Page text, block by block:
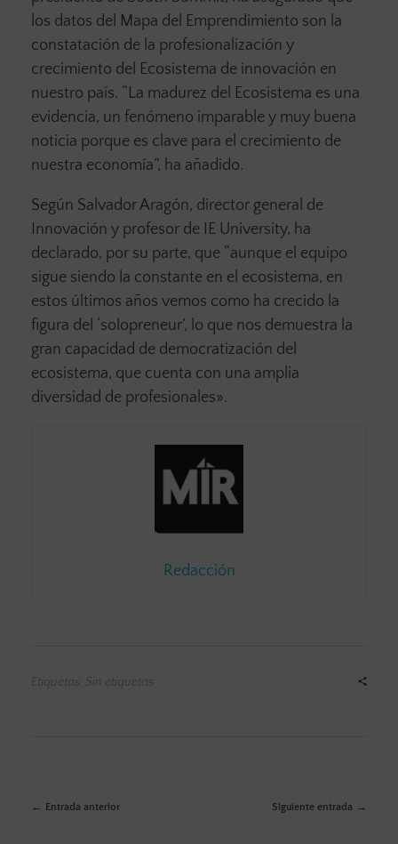
los datos del Mapa del Emprendimiento son la
constatación de la profesionalización y
crecimiento del Ecosistema de innovación en
nuestro país. “La madurez del Ecosistema es una
evidencia, un fenómeno imparable y muy buena
noticia porque es clave para el crecimiento de
nuestra economía”, ha añadido.
Según Salvador Aragón, director general de
Innovación y profesor de IE University, ha
declarado, por su parte, que “aunque el equipo
sigue siendo la constante en el ecosistema, en
estos últimos años vemos como ha crecido la
figura del ‘solopreneur’, lo que nos demuestra la
gran capacidad de democratización del
ecosistema, que cuenta con una amplia
diversidad de profesionales».
Redacción
Etiquetas: Sin etiquetas
Entrada anterior Siguiente entrada